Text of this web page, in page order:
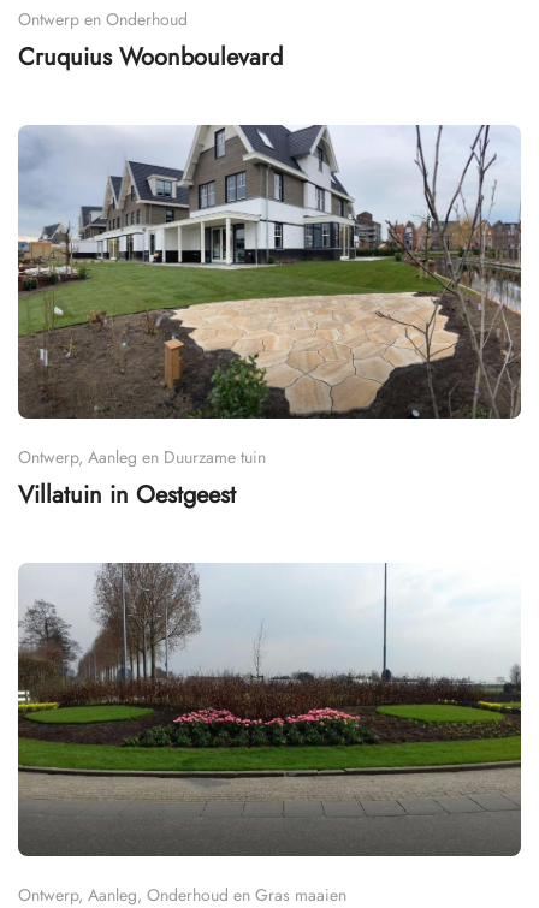
Ontwerp en Onderhoud
Cruquius Woonboulevard
Ontwerp, Aanleg en Duurzame tuin
Villatuin in Oestgeest
Ontwerp, Aanleg, Onderhoud en Gras maaien